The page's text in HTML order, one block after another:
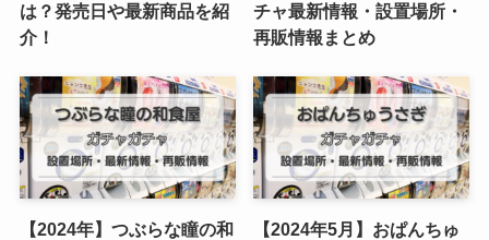
は？発売日や最新商品を紹
介！
チャ最新情報・設置場所・
再販情報まとめ
【2024年】つぶらな瞳の和
【2024年5月】おぱんちゅ